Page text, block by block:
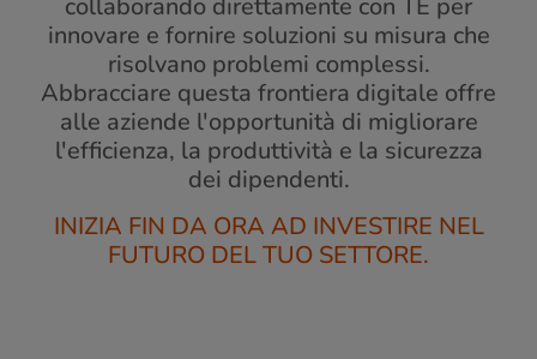
innovare e fornire soluzioni su misura che
risolvano problemi complessi.
Abbracciare questa frontiera digitale offre
alle aziende l'opportunità di migliorare
l'efficienza, la produttività e la sicurezza
dei dipendenti.
INIZIA FIN DA ORA AD INVESTIRE NEL
FUTURO DEL TUO SETTORE.